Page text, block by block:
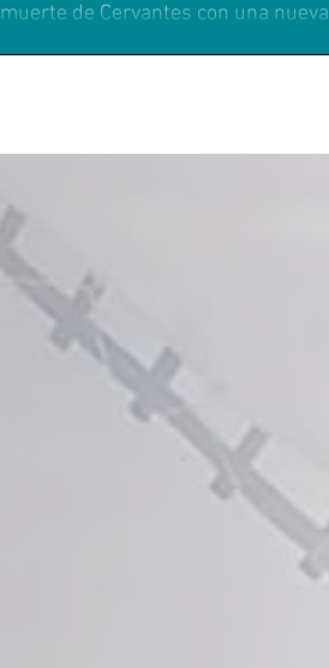
muerte de Cervantes con una nueva